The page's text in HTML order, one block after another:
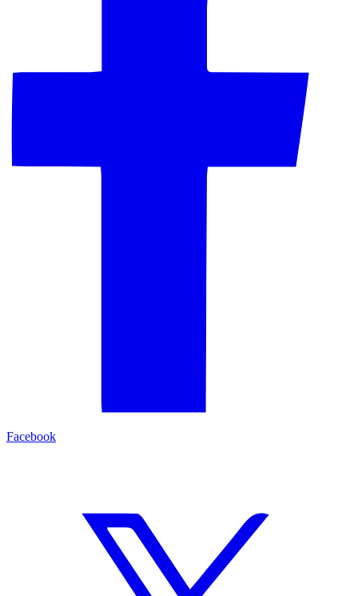
Facebook